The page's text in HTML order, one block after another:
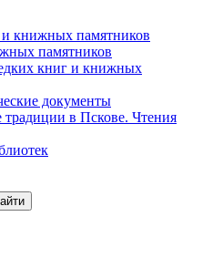
книжных памятников
памятников
книг и книжных
документы
в Пскове. Чтения